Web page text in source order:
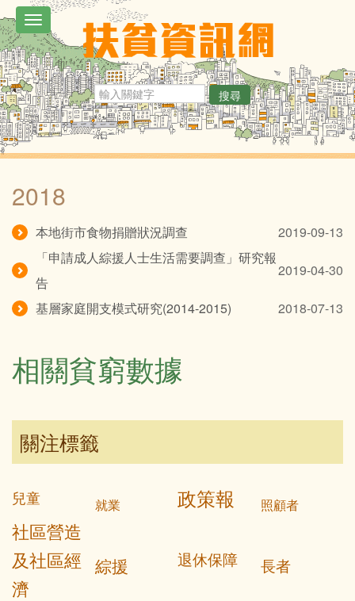
移
至
主
內
容
Toggle
navigation
搜尋
2018
本地街市食物捐贈狀況調查
2019-09-13
「申請成人綜援人士生活需要調查」研究報
告
2019-04-30
基層家庭開支模式研究(2014-2015) 2018-07-13
相關貧窮數據
關注標籤
兒童 就業 政策報 照顧者
社區營造
及社區經
濟
綜援 退休保障 長者